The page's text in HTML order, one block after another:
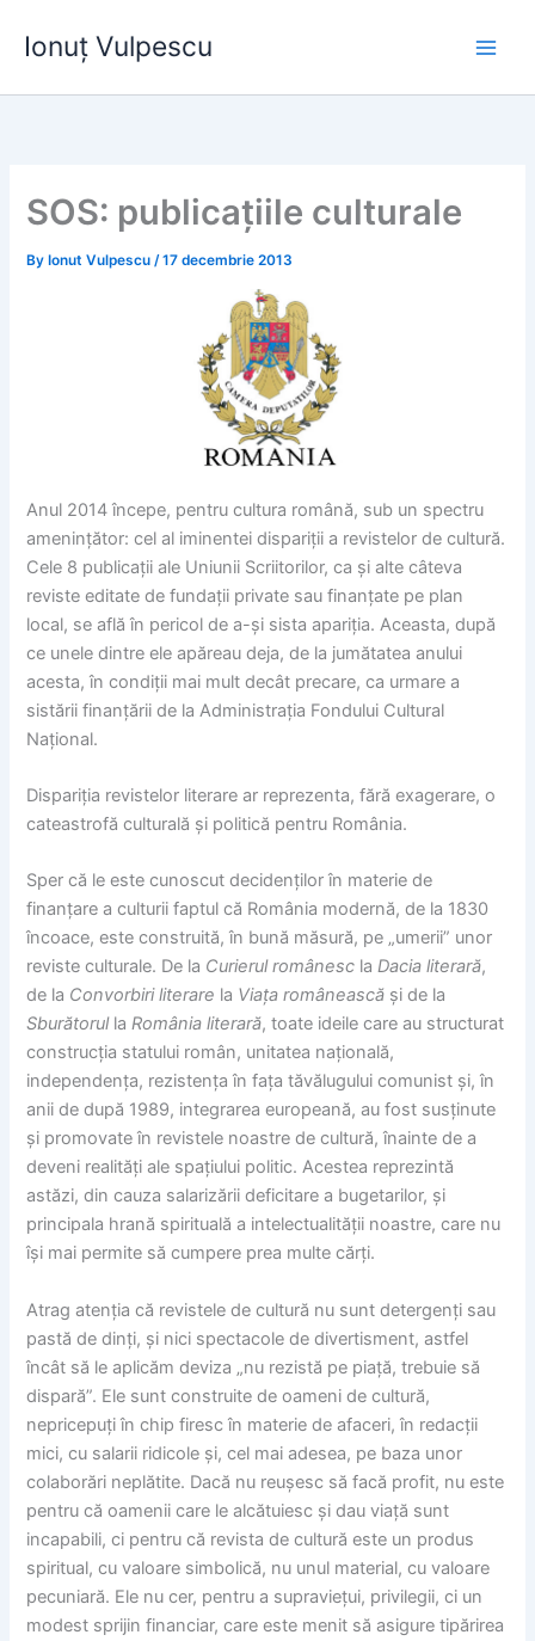
Ionuț Vulpescu
SOS: publicațiile culturale
By Ionut Vulpescu/17 decembrie 2013
Anul 2014 începe, pentru cultura română, sub un spectru
amenințător: cel al iminentei dispariții a revistelor de cultură.
Cele 8 publicații ale Uniunii Scriitorilor, ca și alte câteva
reviste editate de fundații private sau finanțate pe plan
local, se află în pericol de a-și sista apariția. Aceasta, după
ce unele dintre ele apăreau deja, de la jumătatea anului
acesta, în condiții mai mult decât precare, ca urmare a
sistării finanțării de la Administrația Fondului Cultural
Național.
Dispariția revistelor literare ar reprezenta, fără exagerare, o
cateastrofă culturală și politică pentru România.
Sper că le este cunoscut decidenților în materie de
finanțare a culturii faptul că România modernă, de la 1830
încoace, este construită, în bună măsură, pe „umerii” unor
reviste culturale. De la Curierul românesc laDacia literară,
de la Convorbiri literare la Viața românească și de la
Sburătorul laRomânia literară, toate ideile care au structurat
construcția statului român, unitatea națională,
independența, rezistența în fața tăvălugului comunist și, în
anii de după 1989, integrarea europeană, au fost susținute
și promovate în revistele noastre de cultură, înainte de a
deveni realități ale spațiului politic. Acestea reprezintă
astăzi, din cauza salarizării deficitare a bugetarilor, și
principala hrană spirituală a intelectualității noastre, care nu
își mai permite să cumpere prea multe cărți.
Atrag atenția că revistele de cultură nu sunt detergenți sau
pastă de dinți, și nici spectacole de divertisment, astfel
încât să le aplicăm deviza „nu rezistă pe piață, trebuie să
dispară”. Ele sunt construite de oameni de cultură,
nepricepuți în chip firesc în materie de afaceri, în redacții
mici, cu salarii ridicole și, cel mai adesea, pe baza unor
colaborări neplătite. Dacă nu reușesc să facă profit, nu este
pentru că oamenii care le alcătuiesc și dau viață sunt
incapabili, ci pentru că revista de cultură este un produs
spiritual, cu valoare simbolică, nu unul material, cu valoare
pecuniară. Ele nu cer, pentru a supraviețui, privilegii, ci un
modest sprijin financiar, care este menit să asigure tipărirea